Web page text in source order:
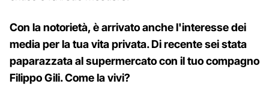
Con la notorietà, è arrivato anche l'interesse dei
media per la tua vita privata. Di recente sei stata
paparazzata al supermercato con il tuo compagno
Filippo Gili. Come la vivi?